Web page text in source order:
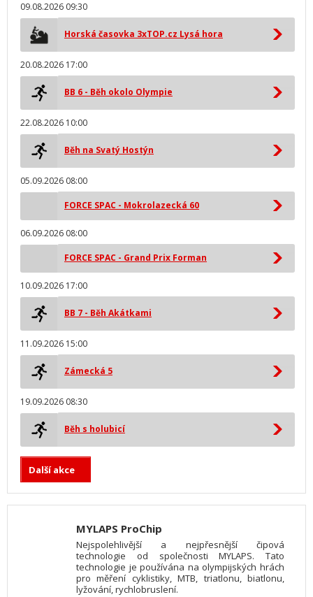
09.08.2026 09:30
Horská časovka 3xTOP.cz Lysá hora
20.08.2026 17:00
BB 6 - Běh okolo Olympie
22.08.2026 10:00
Běh na Svatý Hostýn
05.09.2026 08:00
FORCE SPAC - Mokrolazecká 60
06.09.2026 08:00
FORCE SPAC - Grand Prix Forman
10.09.2026 17:00
BB 7 - Běh Akátkami
11.09.2026 15:00
Zámecká 5
19.09.2026 08:30
Běh s holubicí
Další akce
MYLAPS ProChip
Nejspolehlivější a nejpřesnější čipová
technologie od společnosti MYLAPS. Tato
technologie je používána na olympijských hrách
pro měření cyklistiky, MTB, triatlonu, biatlonu,
lyžování, rychlobruslení.